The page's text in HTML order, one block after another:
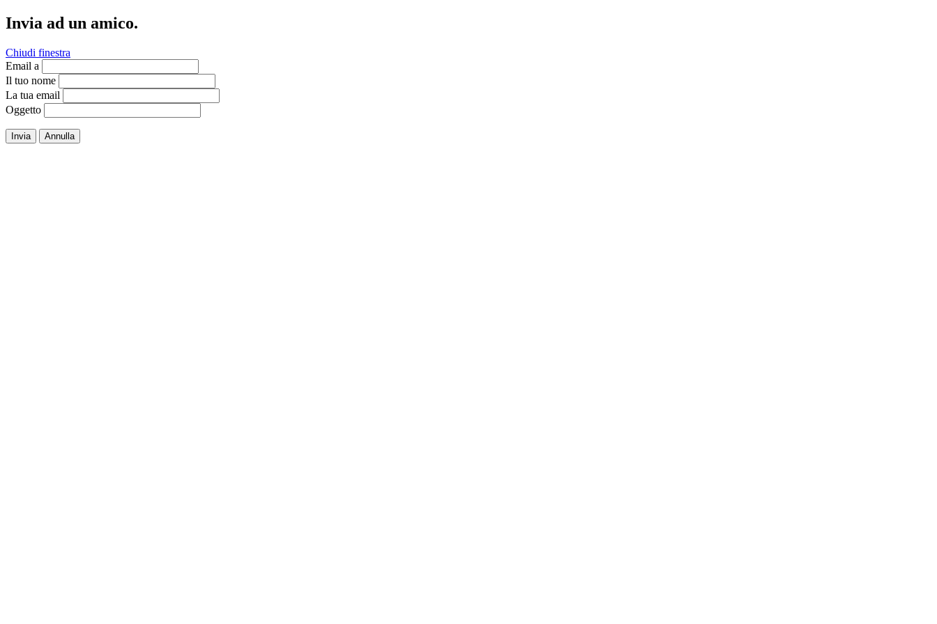
Invia ad un amico.
Chiudi finestra
Email a
Il tuo nome
La tua email
Oggetto
Invia Annulla